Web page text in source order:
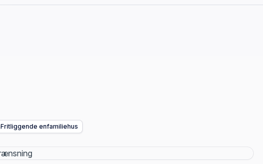
Fritliggende enfamiliehus